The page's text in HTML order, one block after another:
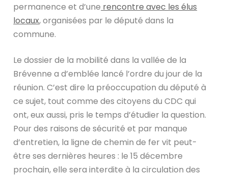
permanence et d’une rencontre avec les élus
locaux, organisées par le député dans la
commune.
Le dossier de la mobilité dans la vallée de la
Brévenne a d’emblée lancé l’ordre du jour de la
réunion. C’est dire la préoccupation du député à
ce sujet, tout comme des citoyens du CDC qui
ont, eux aussi, pris le temps d’étudier la question.
Pour des raisons de sécurité et par manque
d’entretien, la ligne de chemin de fer vit peut-
être ses dernières heures : le 15 décembre
prochain, elle sera interdite à la circulation des